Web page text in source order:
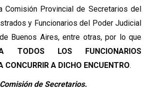
Comisión Provincial de Secretarios del
y Funcionarios del Poder Judicial
Buenos Aires, entre otras, por lo que
TODOS
LOS FUNCIONARIOS
CONCURRIR A DICHO ENCUENTRO.
Comisión de Secretarios.